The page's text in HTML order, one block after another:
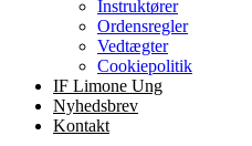
Instruktører
Ordensregler
Vedtægter
Cookiepolitik
IF Limone Ung
Nyhedsbrev
Kontakt